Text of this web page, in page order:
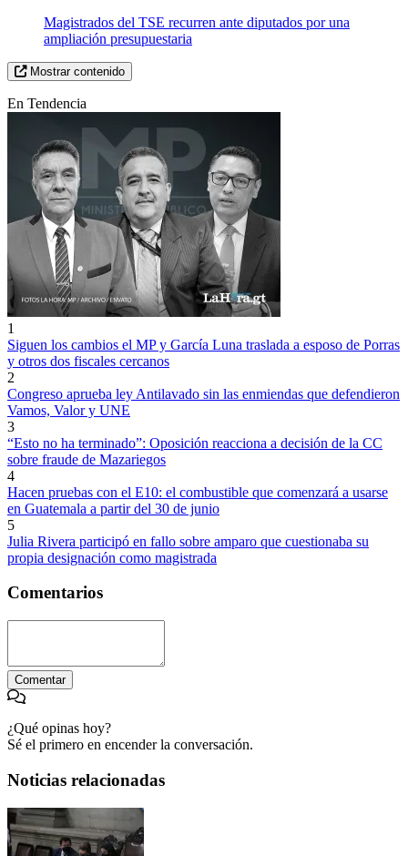
Magistrados del TSE recurren ante diputados por una
ampliación presupuestaria
Mostrar contenido
En Tendencia
1
Siguen los cambios el MP y García Luna traslada a esposo de Porras
y otros dos fiscales cercanos
2
Congreso aprueba ley Antilavado sin las enmiendas que defendieron
Vamos, Valor y UNE
3
“Esto no ha terminado”: Oposición reacciona a decisión de la CC
sobre fraude de Mazariegos
4
Hacen pruebas con el E10: el combustible que comenzará a usarse
en Guatemala a partir del 30 de junio
5
Julia Rivera participó en fallo sobre amparo que cuestionaba su
propia designación como magistrada
Comentarios
Comentar
¿Qué opinas hoy?
Sé el primero en encender la conversación.
Noticias relacionadas